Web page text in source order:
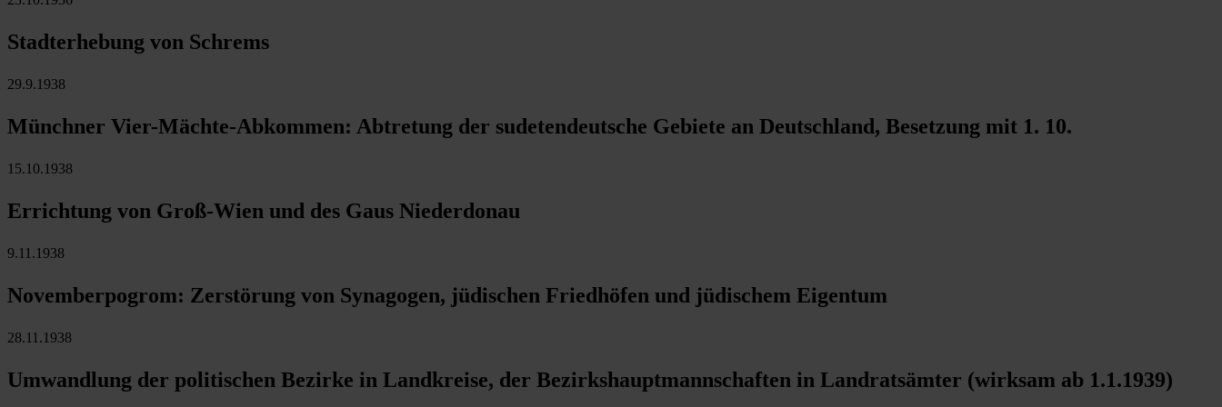
Stadterhebung von Schrems
29.9.1938
Münchner Vier-Mächte-Abkommen: Abtretung der sudetendeutsche Gebiete an Deutschland, Besetzung mit 1. 10.
15.10.1938
Errichtung von Groß-Wien und des Gaus Niederdonau
9.11.1938
Novemberpogrom: Zerstörung von Synagogen, jüdischen Friedhöfen und jüdischem Eigentum
28.11.1938
Umwandlung der politischen Bezirke in Landkreise, der Bezirkshauptmannschaften in Landratsämter (wirksam ab 1.1.1939)